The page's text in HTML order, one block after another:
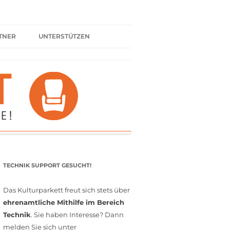
UNTERSTÜTZEN
SPENDEN
FÖRDERMITGLIED WERDEN
MITGLIEDSCHAFT
TECHNIK SUPPORT GESUCHT!
Das Kulturparkett freut sich stets über
ehrenamtliche Mithilfe im Bereich
Technik. Sie haben Interesse? Dann
melden Sie sich unter